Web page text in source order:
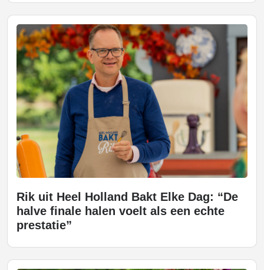
Rik uit Heel Holland Bakt Elke Dag: “De
halve finale halen voelt als een echte
prestatie”